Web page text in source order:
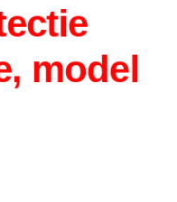
model